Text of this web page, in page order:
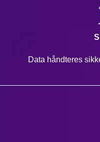
Data håndteres